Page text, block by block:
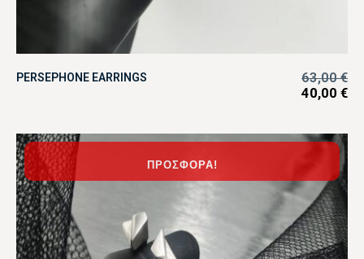
PERSEPHONE EARRINGS 63,00€
40,00 €
ΠΡΟΣΦΟΡΆ!